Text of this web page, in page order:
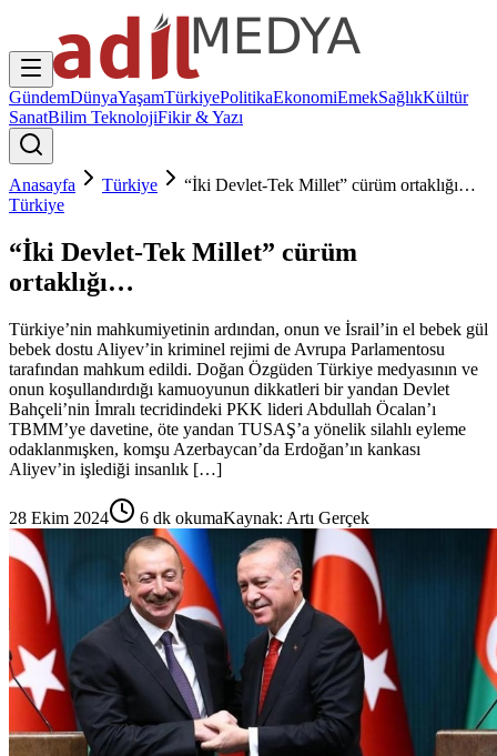
GündemDünyaYaşamTürkiyePolitikaEkonomiEmekSağlıkKültür
SanatBilim TeknolojiFikir & Yazı
Anasayfa Türkiye
“İki Devlet-Tek Millet” cürüm ortaklığı…
Türkiye
“İki Devlet-Tek Millet” cürüm
ortaklığı…
Türkiye’nin mahkumiyetinin ardından, onun ve İsrail’in el bebek gül
bebek dostu Aliyev’in kriminel rejimi de Avrupa Parlamentosu
tarafından mahkum edildi. Doğan Özgüden Türkiye medyasının ve
onun koşullandırdığı kamuoyunun dikkatleri bir yandan Devlet
Bahçeli’nin İmralı tecridindeki PKK lideri Abdullah Öcalan’ı
TBMM’ye davetine, öte yandan TUSAŞ’a yönelik silahlı eyleme
odaklanmışken, komşu Azerbaycan’da Erdoğan’ın kankası
Aliyev’in işlediği insanlık […]
28 Ekim 2024 6 dk okumaKaynak: Artı Gerçek